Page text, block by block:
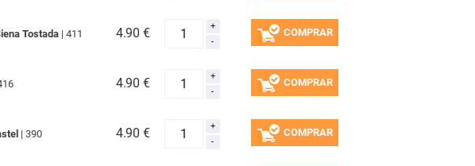
Tostada| 411 4.90 € COMPRAR
4.90 € COMPRAR
| 390 4.90 € COMPRAR